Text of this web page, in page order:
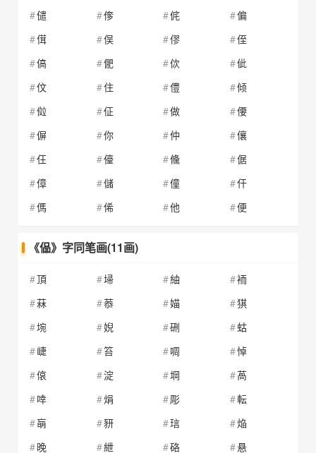
儙
偧 侂
偏
傇
俣 僇
侄
傐
俷 佽
佌
伩
住 僼
倾
傡
佂 做
偠
偋
你 仲
儴
仼
儓 儵
倨
傽
儲 僮
仠
傌
俙 他 便
《偘》字同笔画(11画)
頂 埽 紬
袻
菻
菾 媌
猉
埦
婗 硎
蛄
崨
笞 啁
悼
偯
淀 堈
萵
啈
焆 彫
転
朚
豜 琂
焔
晚
紲 硌
悬